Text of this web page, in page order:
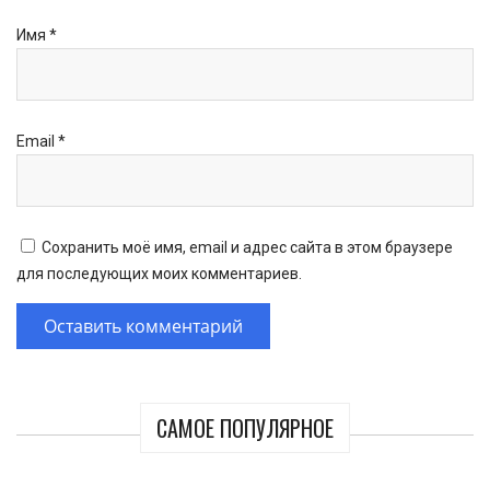
САМОЕ ПОПУЛЯРНОЕ
Имя *
Email *
Сохранить моё имя, email и адрес сайта в этом браузере
для последующих моих комментариев.